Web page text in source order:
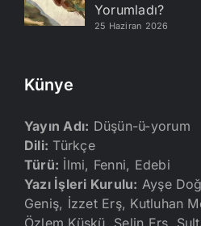
Yorumladı?
25 Haziran 2026
Künye
Yayın Adı: Düşün-ü-yorum
Dili: Türkçe
Türü: İlmi, Fenni, Edebi
Yazı İşleri Kurulu: Ayşe
Geniş, İzzet Erş, Kutluhan